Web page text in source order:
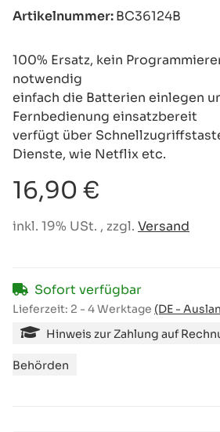
Artikelnummer:BC36124B
100% Ersatz, kein
notwendig
einfach die Batterien einlegen
Fernbedienung einsatzbereit
verfügt über
Dienste, wie Netflix etc.
16,90 €
inkl. 19% USt. , zzgl. Versand
Sofort verfügbar
Lieferzeit: 2 - 4 Werktage (DE -
Hinweis zur Zahlung auf
Behörden